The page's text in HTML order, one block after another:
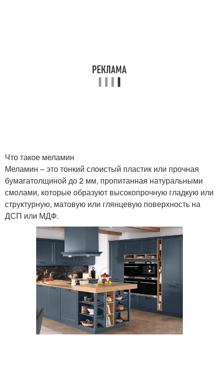
Что такое меламин
Меламин – это тонкий слоистый пластик или прочная
бумагатолщиной до 2 мм, пропитанная натуральными
смолами, которые образуют высокопрочную гладкую или
структурную, матовую или глянцевую поверхность на
ДСП или МДФ.